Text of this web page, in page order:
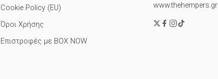
Cookie Policy (EU)
Όροι Χρήσης
Επιστροφές με BOX NOW
www.thehempers.gr